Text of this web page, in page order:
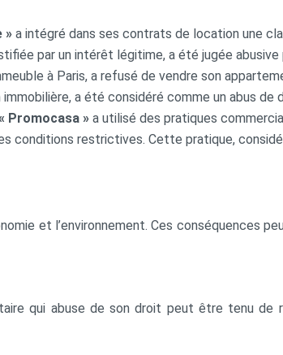
» a intégré dans ses contrats de location une
par un intérêt légitime, a été jugée
à Paris, a refusé de vendre son
a été considéré comme un abus de
Promocasa » a utilisé des pratiques
conditions restrictives. Cette pratique,
et l’environnement. Ces conséquences
qui abuse de son droit peut être tenu de